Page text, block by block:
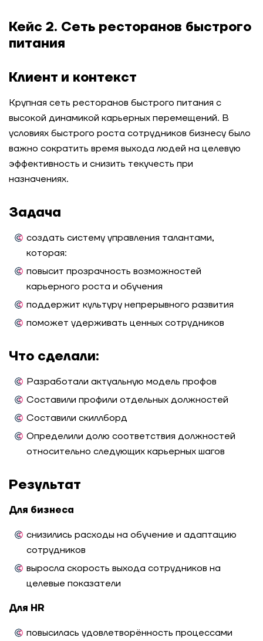
Кейс 2. Сеть ресторанов быстрого
питания
Клиент и контекст
Крупная сеть ресторанов быстрого питания с
высокой динамикой карьерных перемещений. В
условиях быстрого роста сотрудников бизнесу было
важно сократить время выхода людей на целевую
эффективность и снизить текучесть при
назначениях.
Задача
создать систему управления талантами,
которая:
повысит прозрачность возможностей
карьерного роста и обучения
поддержит культуру непрерывного развития
поможет удерживать ценных сотрудников
Что сделали:
Разработали актуальную модель профов
Составили профили отдельных должностей
Составили скиллборд
Определили долю соответствия должностей
относительно следующих карьерных шагов
Результат
Для бизнеса
снизились расходы на обучение и адаптацию
сотрудников
выросла скорость выхода сотрудников на
целевые показатели
Для HR
повысилась удовлетворённость процессами